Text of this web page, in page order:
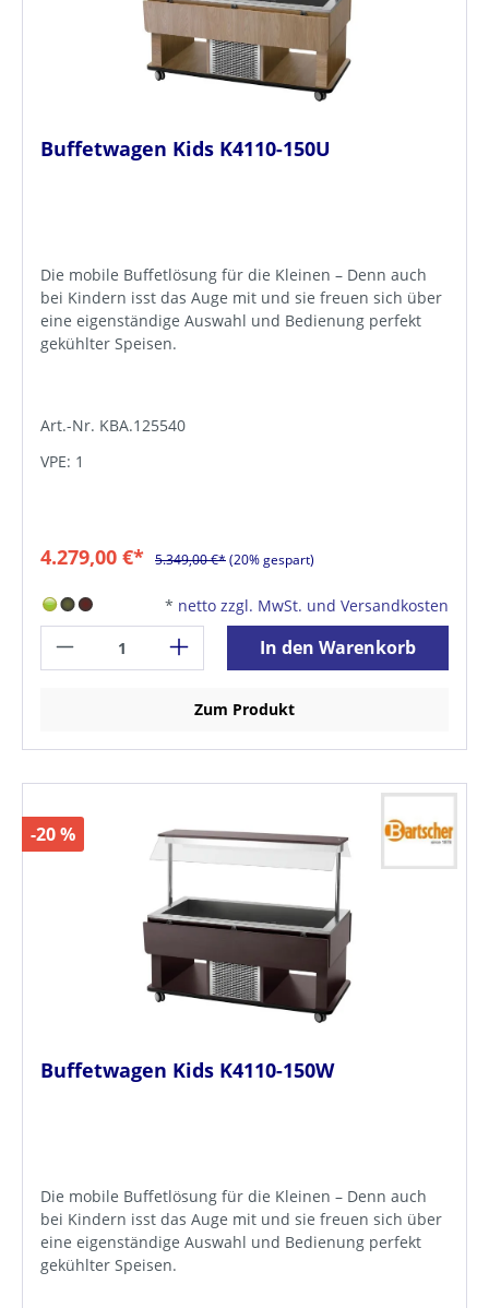
Buffetwagen Kids K4110-150U
Die mobile Buffetlösung für die Kleinen – Denn auch
bei Kindern isst das Auge mit und sie freuen sich über
eine eigenständige Auswahl und Bedienung perfekt
gekühlter Speisen.
Art.-Nr. KBA.125540
VPE: 1
4.279,00 €* 5.349,00 €*(20% gespart)
* netto zzgl. MwSt. und Versandkosten
In den Warenkorb
Zum Produkt
-20 %
Buffetwagen Kids K4110-150W
Die mobile Buffetlösung für die Kleinen – Denn auch
bei Kindern isst das Auge mit und sie freuen sich über
eine eigenständige Auswahl und Bedienung perfekt
gekühlter Speisen.